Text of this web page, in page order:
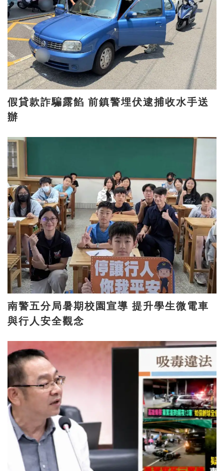
假貸款詐騙露餡 前鎮警埋伏逮捕收水手送
辦
南警五分局暑期校園宣導 提升學生微電車
與行人安全觀念